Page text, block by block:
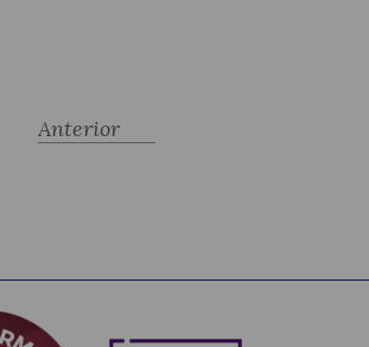
Anterior